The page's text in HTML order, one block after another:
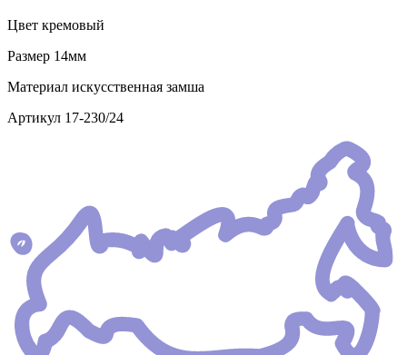
Цвет кремовый
Размер 14мм
Материал искусственная замша
Артикул 17-230/24